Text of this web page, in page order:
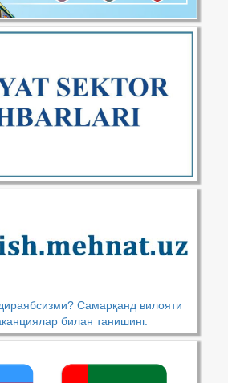
Самарқанд вилояти
билан танишинг.